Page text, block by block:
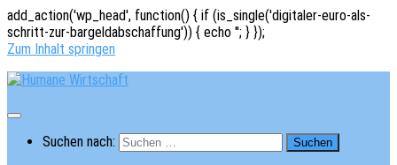
add_action('wp_head', function() { if (is_single('digitaler-euro-als-
schritt-zur-bargeldabschaffung')) { echo ''; } });
Zum Inhalt springen
Suchen nach: